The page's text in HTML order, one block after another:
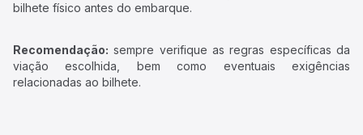
bilhete físico antes do embarque.
Recomendação: sempre verifique as regras específicas da
viação escolhida, bem como eventuais exigências
relacionadas ao bilhete.